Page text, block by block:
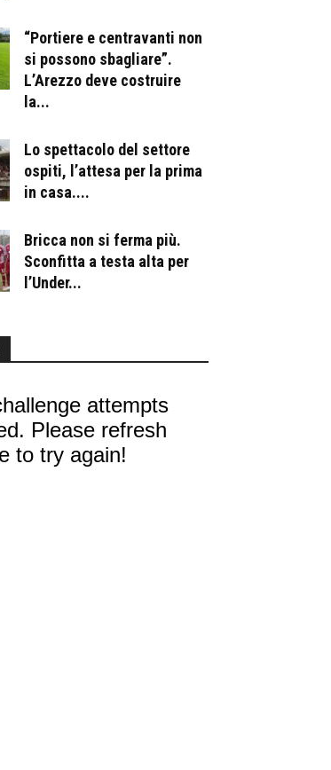
“Portiere e centravanti non
si possono sbagliare”.
L’Arezzo deve costruire
la...
Lo spettacolo del settore
ospiti, l’attesa per la prima
in casa....
Bricca non si ferma più.
Sconfitta a testa alta per
l’Under...